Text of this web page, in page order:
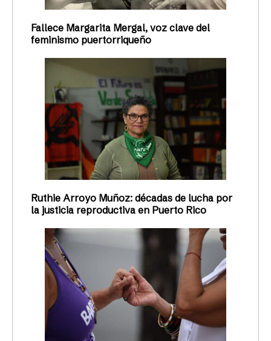
Fallece Margarita Mergal, voz clave del
feminismo puertorriqueño
Ruthie Arroyo Muñoz: décadas de lucha por
la justicia reproductiva en Puerto Rico